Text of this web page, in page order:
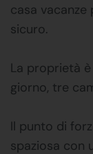
casa
sicuro.
La proprietà
giorno, tre
Il punto di
spaziosa con